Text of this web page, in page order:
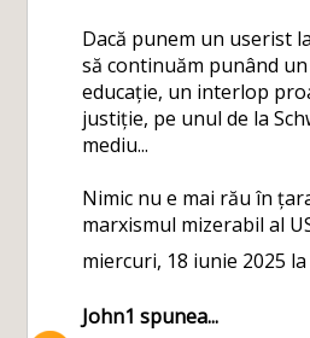
Dacă punem un userist
să continuăm punând
educație, un interlop
justiție, pe unul de la
mediu...
Nimic nu e mai rău în
marxismul mizerabil al
miercuri, 18 iunie 2025 la
John1 spunea...